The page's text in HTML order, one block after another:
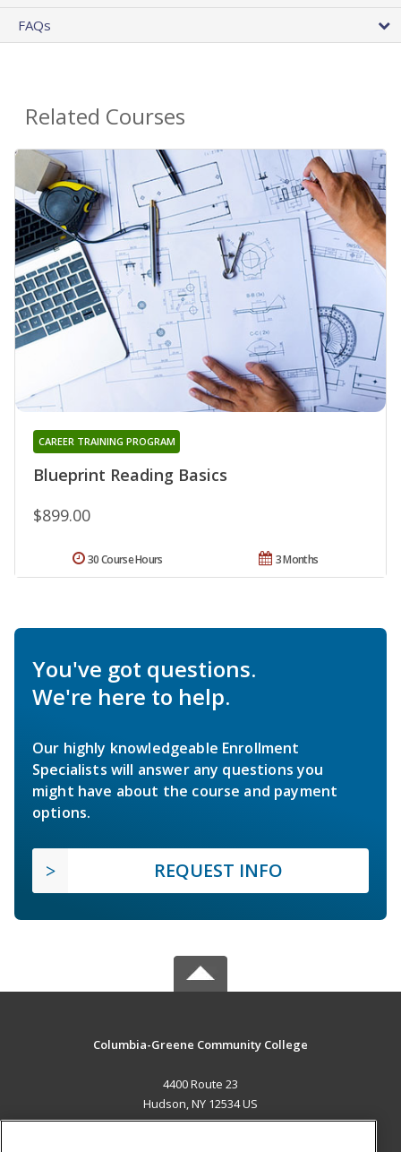
FAQs
Related Courses
Blueprint Reading Basics
CAREER TRAINING PROGRAM
$899.00
3 Months
30 Course Hours
You've got questions.
We're here to help.
Our highly knowledgeable Enrollment
Specialists will answer any questions you
might have about the course and payment
options.
REQUEST INFO
Columbia-Greene Community College
4400 Route 23
Hudson, NY 12534 US